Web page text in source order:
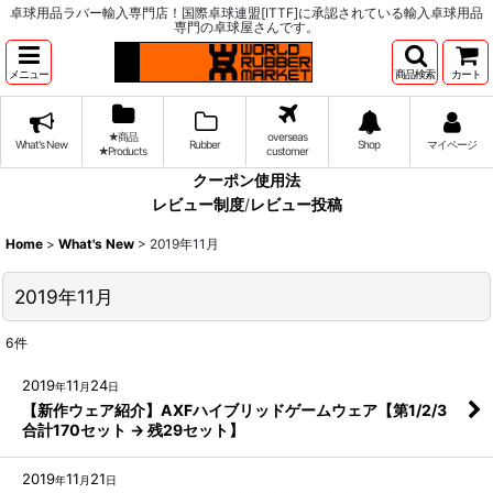
卓球用品ラバー輸入専門店！国際卓球連盟[ITTF]に承認されている輸入卓球用品
専門の卓球屋さんです。
メニュー 商品検索 カート
What's New
★商品
★Products
Rubber
overseas
customer
Shop マイページ
クーポン使用法
レビュー制度/レビュー投稿
Home > What's New > 2019年11月
2019年11月
6件
2019年11 月 24日
【新作ウェア紹介】AXFハイブリッドゲームウェア【第1/2/3
合計170セット → 残29セット】
2019年11 月 21日